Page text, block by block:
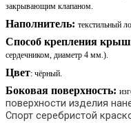
закрывающим клапаном.
Наполнитель: текстильный
Способ крепления
сердечником, диаметр 4 мм.).
Цвет: чёрный.
Боковая поверхность:
поверхности изделия
Спорт серебристой